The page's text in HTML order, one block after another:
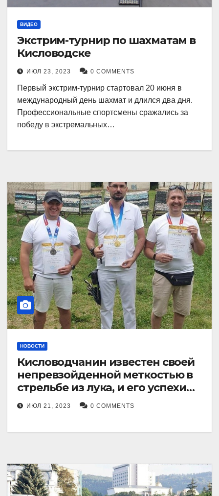
ВИДЕО
Экстрим-турнир по шахматам в
Кисловодске
ИЮЛ 23, 2023 0 COMMENTS
Первый экстрим-турнир стартовал 20 июня в
международный день шахмат и длился два дня.
Профессиональные спортсмены сражались за
победу в экстремальных…
НОВОСТИ
Кисловодчанин известен своей
непревзойденной меткостью в
стрельбе из лука, и его успехи
прославили его в
Ставропольском крае.
ИЮЛ 21, 2023 0 COMMENTS